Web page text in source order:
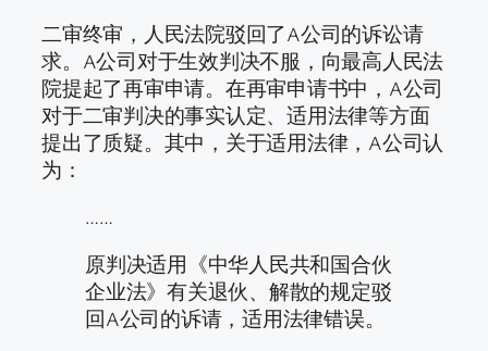
二审终审，人民法院驳回了A公司的诉讼请
求。A公司对于生效判决不服，向最高人民法
院提起了再审申请。在再审申请书中，A公司
对于二审判决的事实认定、适用法律等方面
提出了质疑。其中，关于适用法律，A公司认
为：
……
原判决适用《中华人民共和国合伙
企业法》有关退伙、解散的规定驳
回A公司的诉请，适用法律错误。